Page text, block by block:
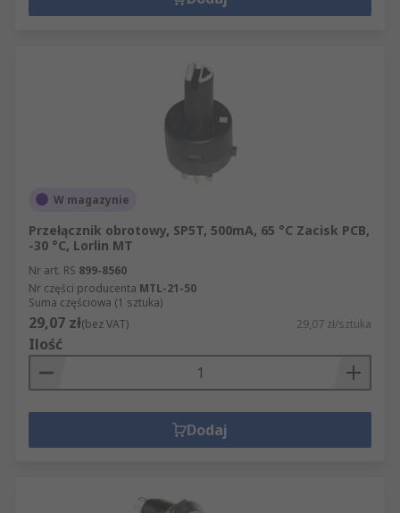
W magazynie
Przełącznik obrotowy, SP5T, 500mA, 65 °C Zacisk PCB,
-30 °C, Lorlin MT
Nr art. RS 899-8560
Nr części producenta MTL-21-50
Suma częściowa (1 sztuka)
29,07 zł(bez VAT) 29,07 zł/sztuka
Ilość
Dodaj